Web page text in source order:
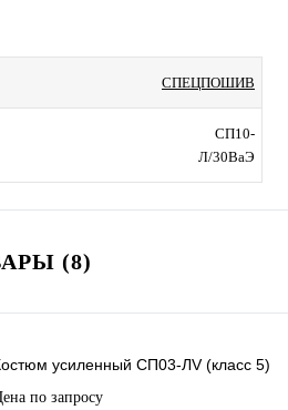
СПЕЦПОШИВ
СП10-
Л/30ВаЭ
(8)
усиленный СП03-ЛV (класс 5)
по запросу